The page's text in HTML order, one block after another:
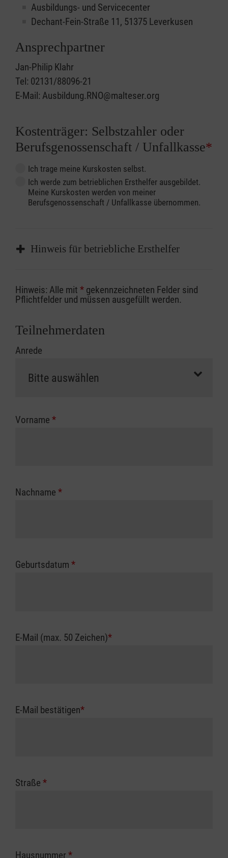
Ausbildungs- und Servicecenter
Dechant-Fein-Straße 11, 51375 Leverkusen
Ansprechpartner
Jan-Philip Klahr
Tel: 02131/88096-21
E-Mail: Ausbildung.RNO@malteser.org
Kostenträger: Selbstzahler oder
Berufsgenossenschaft / Unfallkasse*
Ich trage meine Kurskosten selbst.
Ich werde zum betrieblichen Ersthelfer ausgebildet.
Meine Kurskosten werden von meiner
Berufsgenossenschaft / Unfallkasse übernommen.
Hinweis für betriebliche Ersthelfer
Sofern Sie ein Kostenübernahmeverfahren
Ihrer Berufsgenossenschaft / Unfallkasse
Abrechnungsunterlagen spätestens zu
erfolgt eine Abrechnung der vollen Kursgebühr
Die notwendigen Formulare für die
zuständigen Berufsgenossenschaft oder
Hinweis: Alle mit * gekennzeichneten Felder sind
Pflichtfelder und müssen ausgefüllt werden.
Teilnehmerdaten
Anrede
Vorname *
Nachname *
Geburtsdatum *
E-Mail (max. 50 Zeichen)*
E-Mail bestätigen*
Straße *
Hausnummer *